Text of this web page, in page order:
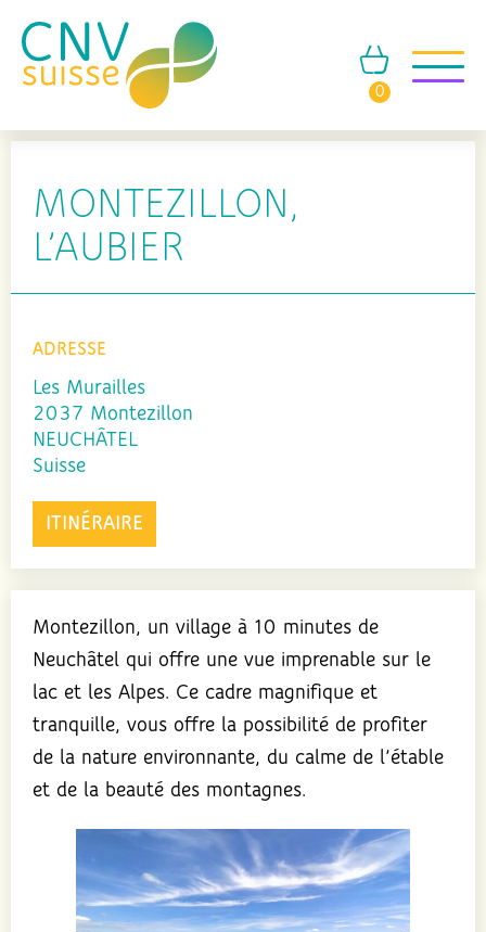
0
MONTEZILLON,
L’AUBIER
ADRESSE
Les Murailles
2037 Montezillon
NEUCHÂTEL
Suisse
ITINÉRAIRE
Montezillon, un village à 10 minutes de
Neuchâtel qui offre une vue imprenable sur le
lac et les Alpes. Ce cadre magnifique et
tranquille, vous offre la possibilité de profiter
de la nature environnante, du calme de l’étable
et de la beauté des montagnes.